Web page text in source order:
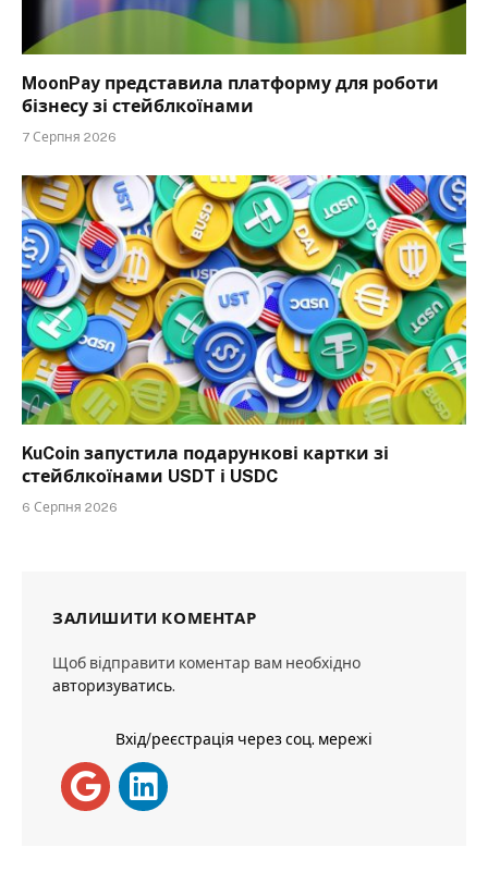
MoonPay представила платформу для роботи
бізнесу зі стейблкоїнами
7 Серпня 2026
KuCoin запустила подарункові картки зі
стейблкоїнами USDT і USDC
6 Серпня 2026
ЗАЛИШИТИ КОМЕНТАР
Щоб відправити коментар вам необхідно
авторизуватись.
Вхід/реєстрація через соц. мережі